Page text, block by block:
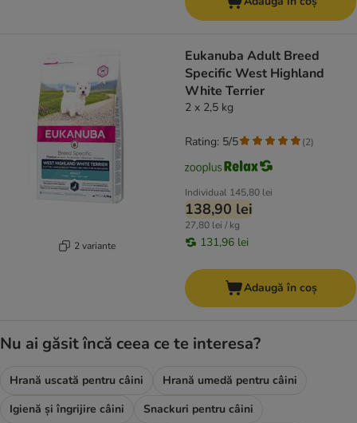
2 variante
Eukanuba Adult Breed
Specific West Highland
White Terrier
2 x 2,5 kg
Individual 145,80 lei
138,90 lei
27,80 lei / kg
131,96 lei
Rating: 5/5 (2)
Adaugă în coș
Nu ai găsit încă ceea ce te interesa?
Hrană uscată pentru câini
Hrană umedă pentru câini
Igienă și îngrijire câini
Snackuri pentru câini